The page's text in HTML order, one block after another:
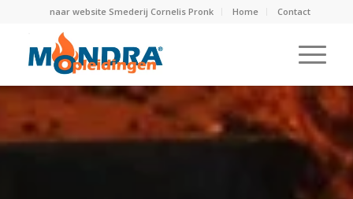
naar website Smederij Cornelis Pronk Home Contact